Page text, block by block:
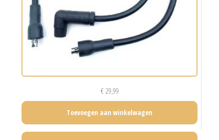
€29,99
Toevoegen aan winkelwagen